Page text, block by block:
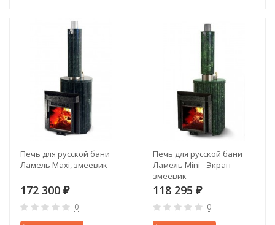
Печь для русской бани
Ламель Maxi, змеевик
172 300 ₽
0
Печь для русской бани
Ламель Mini - Экран
змеевик
118 295 ₽
0